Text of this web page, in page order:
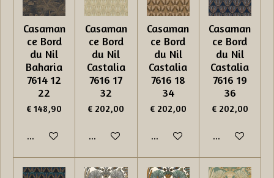
Casaman
ce Bord
du Nil
Baharia
7614 12
22
€ 148,90
In winkelwagen
Casaman
ce Bord
du Nil
Castalia
7616 17
32
€ 202,00
In winkelwagen
Casaman
ce Bord
du Nil
Castalia
7616 18
34
€ 202,00
In winkelwagen
Casaman
ce Bord
du Nil
Castalia
7616 19
36
€ 202,00
In